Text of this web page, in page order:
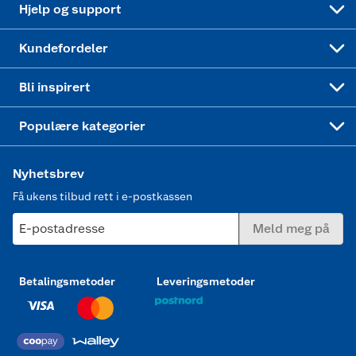
Hjelp og support
Kundefordeler
Bli inspirert
Populære kategorier
Nyhetsbrev
Få ukens tilbud rett i e-postkassen
E-postadresse Meld meg på
Betalingsmetoder Leveringsmetoder